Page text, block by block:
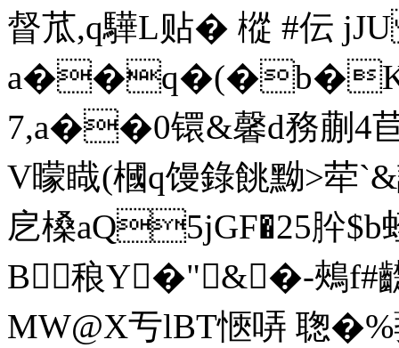
督苽,q驊L贴� 樅 #伝
a��q�(�b�K
7,a��0镮&馨d務蒯4
V曚睵(槶q馒錄餆黝>荦
戹槡aQ5jGF�25肸
B稂Y�"&�-鵊f#
MW@X亐lBT愜哢 聦�%